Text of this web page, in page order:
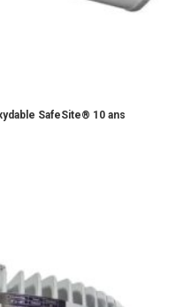
SafeSite® 10 ans